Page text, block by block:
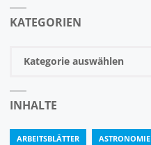
KATEGORIEN
INHALTE
ARBEITSBLÄTTER ASTRONOMIE